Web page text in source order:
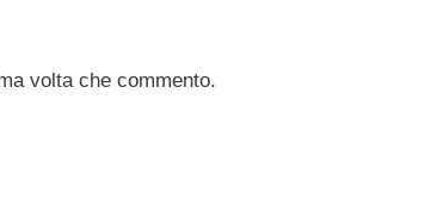
volta che commento.